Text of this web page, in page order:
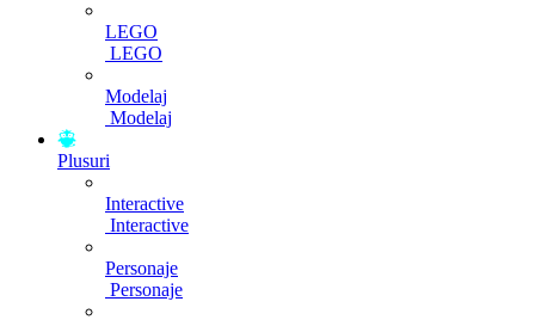
LEGO
LEGO
Modelaj
Modelaj
Plusuri
Interactive
Interactive
Personaje
Personaje